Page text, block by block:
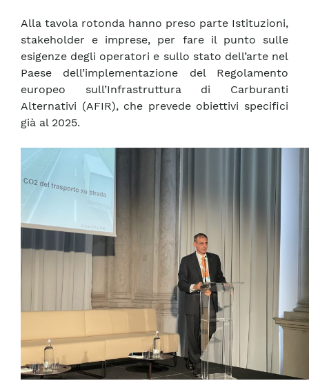
Alla tavola rotonda hanno preso parte Istituzioni,
stakeholder e imprese, per fare il punto sulle
esigenze degli operatori e sullo stato dell’arte nel
Paese dell’implementazione del Regolamento
europeo sull’Infrastruttura di Carburanti
Alternativi (AFIR), che prevede obiettivi specifici
già al 2025.